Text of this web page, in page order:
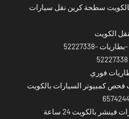
سطحة كرين نقل سيارات
الكويت
-52227338
فوري
فحص كمبيوتر السيارات بالكويت
بالكويت 24 ساعة